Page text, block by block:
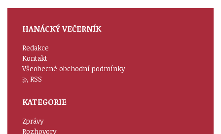
HANÁCKÝ VEČERNÍK
Redakce
Kontakt
Všeobecné obchodní podmínky
RSS
KATEGORIE
Zprávy
Rozhovory